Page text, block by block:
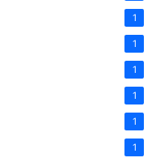
1
1
1
1
1
1